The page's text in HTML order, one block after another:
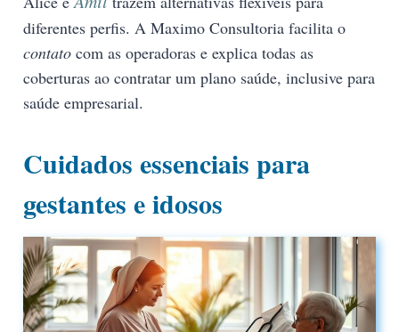
diferentes perfis. A Maximo Consultoria facilita o
contato com as operadoras e explica todas as
coberturas ao contratar um plano saúde, inclusive para
saúde empresarial.
Cuidados essenciais para
gestantes e idosos